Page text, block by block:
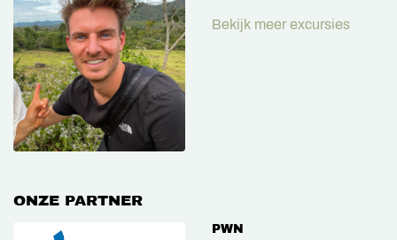
Bekijk meer excursies
ONZE PARTNER
PWN